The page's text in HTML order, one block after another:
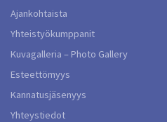
Ajankohtaista
Yhteistyökumppanit
Kuvagalleria – Photo Gallery
Esteettömyys
Kannatusjäsenyys
Yhteystiedot